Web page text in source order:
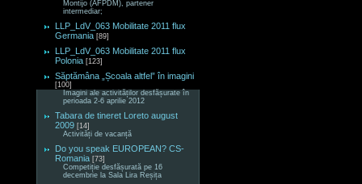
Montijo (AFPDM), partener
intermediar;
LLP_LdV_063 Mobilitate 2011 flux
Germania [89]
LLP_LdV_063 Mobilitate 2011 flux
Polonia [123]
Săptămâna „Școala altfel” în imagini
[100]
Imagini ale activităților desfășurate în
perioada 2-6 aprilie 2012
Tabara de tineret Loreto august
2009 [14]
Activități de vacanță
Do you speak EUROPEAN? CS-
Romania [73]
Competiție desfășurată pe 16
decembrie la Sala Lira Reșița